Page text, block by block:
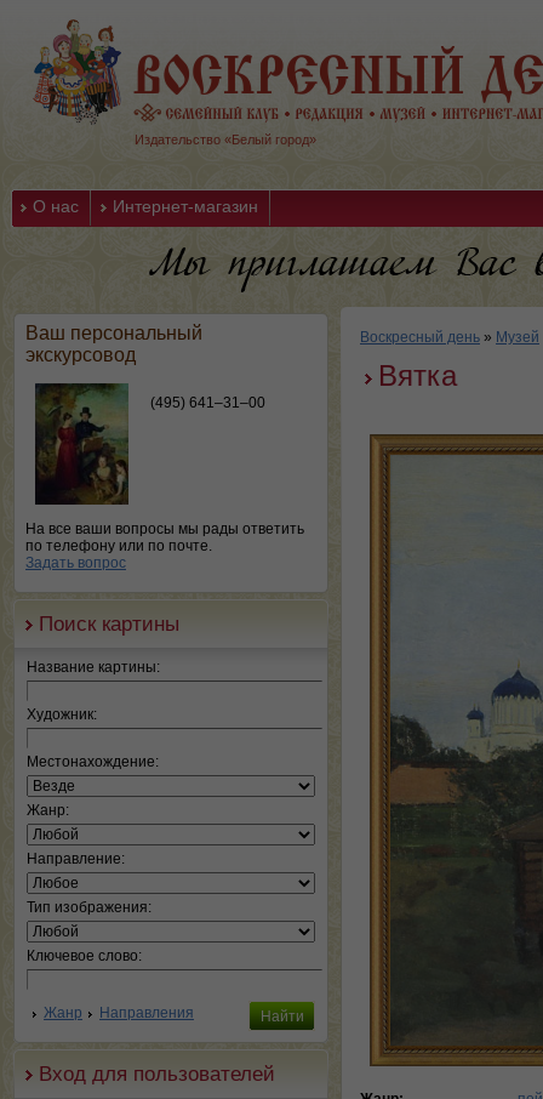
Издательство «Белый город»
О нас Интернет-магазин
Ваш персональный
экскурсовод
(495) 641–31–00
На все ваши вопросы мы рады ответить
по телефону или по почте.
Задать вопрос
Поиск картины
Название картины:
Художник:
Местонахождение:
Жанр:
Направление:
Тип изображения:
Ключевое слово:
Жанр Направления
Вход для пользователей
Воскресный день » Музей
Вятка